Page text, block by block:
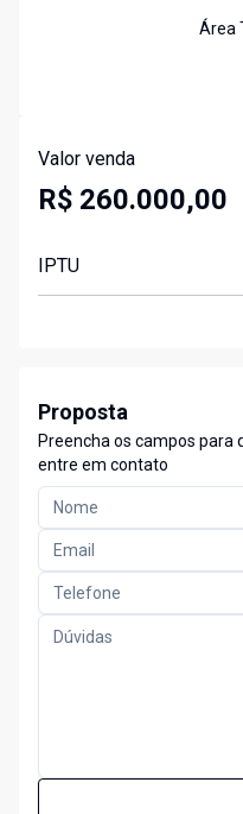
Área
Valor venda
R$ 260.000,00
IPTU
Proposta
Preencha os campos para
entre em contato